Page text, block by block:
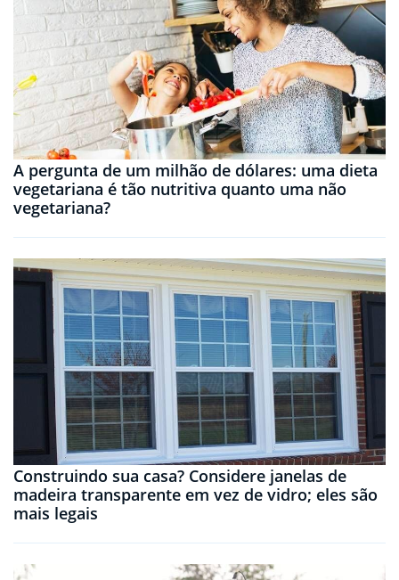
A pergunta de um milhão de dólares: uma dieta
vegetariana é tão nutritiva quanto uma não
vegetariana?
Construindo sua casa? Considere janelas de
madeira transparente em vez de vidro; eles são
mais legais